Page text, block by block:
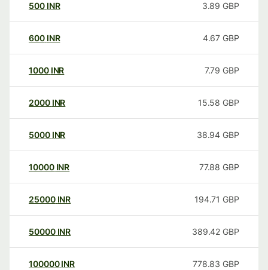
500 INR 3.89 GBP
600 INR 4.67 GBP
1000 INR 7.79 GBP
2000 INR 15.58 GBP
5000 INR 38.94 GBP
10000 INR 77.88 GBP
25000 INR 194.71 GBP
50000 INR 389.42 GBP
100000 INR 778.83 GBP